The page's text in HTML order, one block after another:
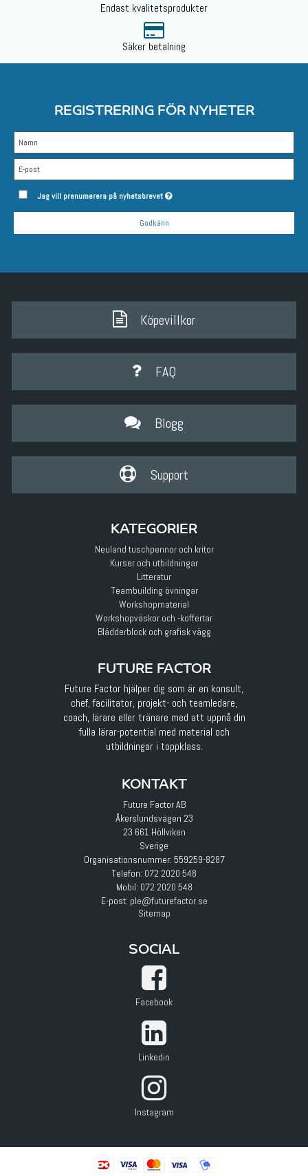
Endast kvalitetsprodukter
Säker betalning
REGISTRERING FÖR NYHETER
Jag vill prenumerera på nyhetsbrevet
Godkänn
Köpevillkor
FAQ
Blogg
Support
KATEGORIER
Neuland tuschpennor och kritor
Kurser och utbildningar
Litteratur
Teambuilding övningar
Workshopmaterial
Workshopväskor och -koffertar
Blädderblock och grafisk vägg
FUTURE FACTOR
Future Factor hjälper dig som är en konsult,
chef, facilitator, projekt- och teamledare,
coach, lärare eller tränare med att uppnå din
fulla lärar-potential med material och
utbildningar i toppklass.
KONTAKT
Future Factor AB
Åkerslundsvägen 23
23 661 Höllviken
Sverige
Organisationsnummer: 559259-8287
Telefon: 072 2020 548
Mobil: 072 2020 548
E-post: ple@futurefactor.se
Sitemap
SOCIAL
Facebook
Linkedin
Instagram